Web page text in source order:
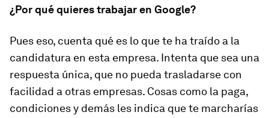
¿Por qué quieres trabajar en Google?
Pues eso, cuenta qué es lo que te ha traído a la
candidatura en esta empresa. Intenta que sea una
respuesta única, que no pueda trasladarse con
facilidad a otras empresas. Cosas como la paga,
condiciones y demás les indica que te marcharías